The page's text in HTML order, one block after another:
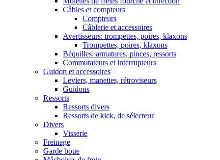
Câbles et compteurs
Compteurs
Câblerie et accessoires
Avertisseurs: trompettes, poires, klaxons
Trompettes, poires, klaxons
Béquilles: armatures, pinces, ressorts
Commutateurs et interrupteurs
Guidon et accessoires
Leviers, manettes, rétroviseurs
Guidons
Ressorts
Ressorts divers
Ressorts de kick, de sélecteur
Divers
Visserie
Freinage
Garde boue